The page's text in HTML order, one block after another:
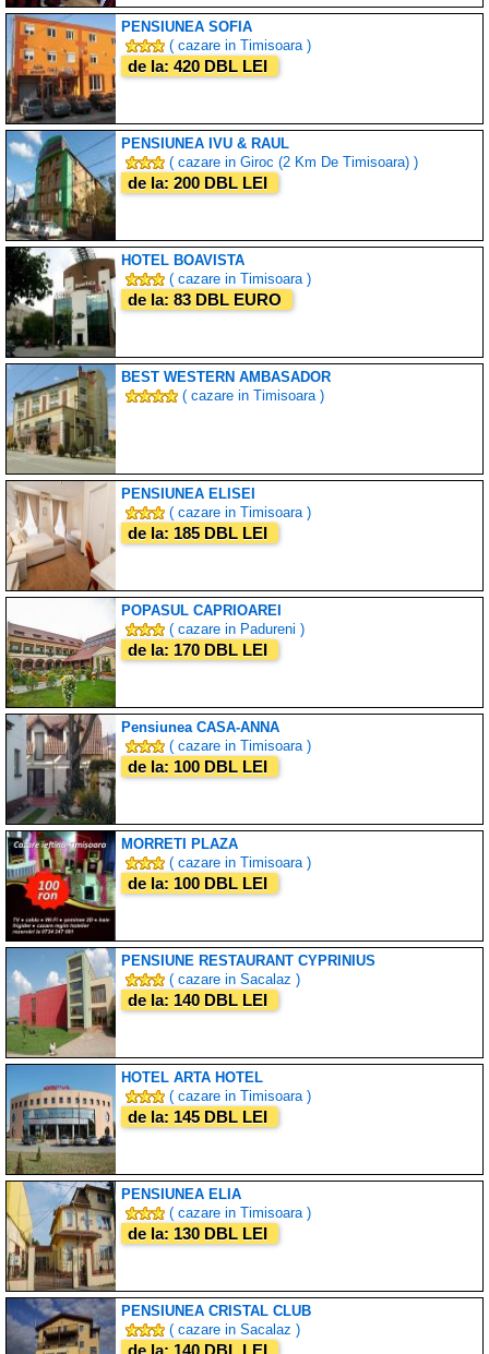
PENSIUNEA SOFIA
( cazare in Timisoara )
de la: 420 DBL LEI
PENSIUNEA IVU & RAUL
( cazare in Giroc (2 Km De Timisoara) )
de la: 200 DBL LEI
HOTEL BOAVISTA
( cazare in Timisoara )
de la: 83 DBL EURO
BEST WESTERN AMBASADOR
( cazare in Timisoara )
PENSIUNEA ELISEI
( cazare in Timisoara )
de la: 185 DBL LEI
POPASUL CAPRIOAREI
( cazare in Padureni )
de la: 170 DBL LEI
Pensiunea CASA-ANNA
( cazare in Timisoara )
de la: 100 DBL LEI
MORRETI PLAZA
( cazare in Timisoara )
de la: 100 DBL LEI
PENSIUNE RESTAURANT CYPRINIUS
( cazare in Sacalaz )
de la: 140 DBL LEI
HOTEL ARTA HOTEL
( cazare in Timisoara )
de la: 145 DBL LEI
PENSIUNEA ELIA
( cazare in Timisoara )
de la: 130 DBL LEI
PENSIUNEA CRISTAL CLUB
( cazare in Sacalaz )
de la: 140 DBL LEI